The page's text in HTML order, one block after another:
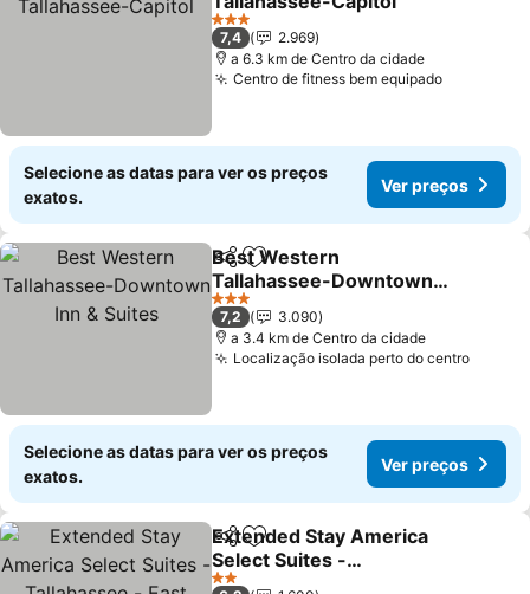
Ver preços
3 Estrelas
7,4
2.969
a 6.3 km de Centro da cidade
Centro de fitness bem equipadoVer
Selecione as datas para ver os preços
exatos.
Ver preços
PartilharAdicionar aos favoritos
Best Western
Tallahassee-Downtown
Inn & Suites
Ver preços
3 Estrelas
7,2
3.090
a 3.4 km de Centro da cidade
Localização isolada perto do centroVer
Selecione as datas para ver os preços
exatos.
Ver preços
PartilharAdicionar aos favoritos
Extended Stay America
Select Suites -
Tallahassee - East
Ver preços
2 Estrelas